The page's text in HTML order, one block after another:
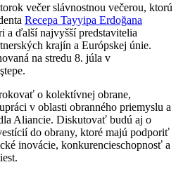
večer slávnostnou večerou, ktorú
Recepa Tayyipa Erdoğana
a ďalší najvyšší predstavitelia
krajín a Európskej únie.
na stredu 8. júla v
o kolektívnej obrane,
v oblasti obranného priemyslu a
Aliancie. Diskutovať budú aj o
do obrany, ktoré majú podporiť
inovácie, konkurencieschopnosť a